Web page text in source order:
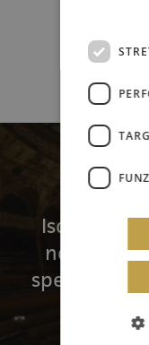
Iscriviti
notizie,
speciali